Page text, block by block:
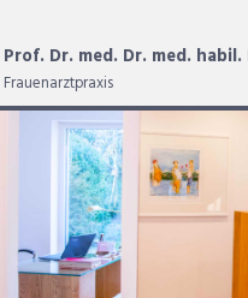
Prof. Dr. med. Dr. med.
Frauenarztpraxis